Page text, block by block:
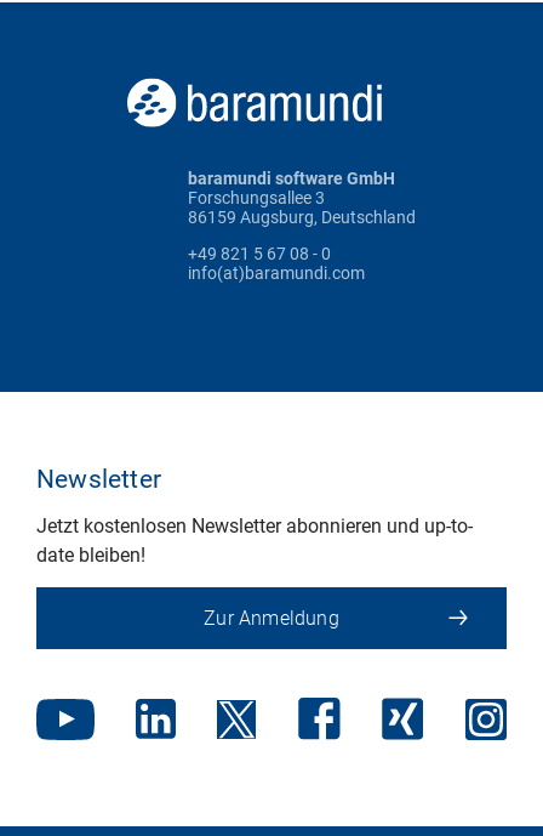
baramundi software GmbH
Forschungsallee 3
86159 Augsburg, Deutschland
+49 821 5 67 08 - 0
info(at)baramundi.com
Newsletter
Jetzt kostenlosen Newsletter abonnieren und up-to-
date bleiben!
Zur Anmeldung